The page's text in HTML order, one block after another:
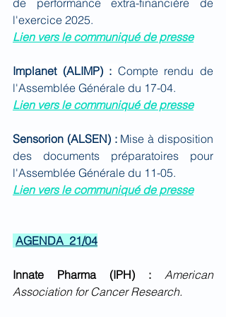
de performance extra-financière de
l'exercice 2025.
Lien vers le communiqué de presse
Implanet (ALIMP) : Compte rendu de
l'Assemblée Générale du 17-04.
Lien vers le communiqué de presse
Sensorion (ALSEN) : Mise à disposition
des documents préparatoires pour
l'Assemblée Générale du 11-05.
Lien vers le communiqué de presse
AGENDA  21/04
Innate Pharma (IPH) : American
Association for Cancer Research.